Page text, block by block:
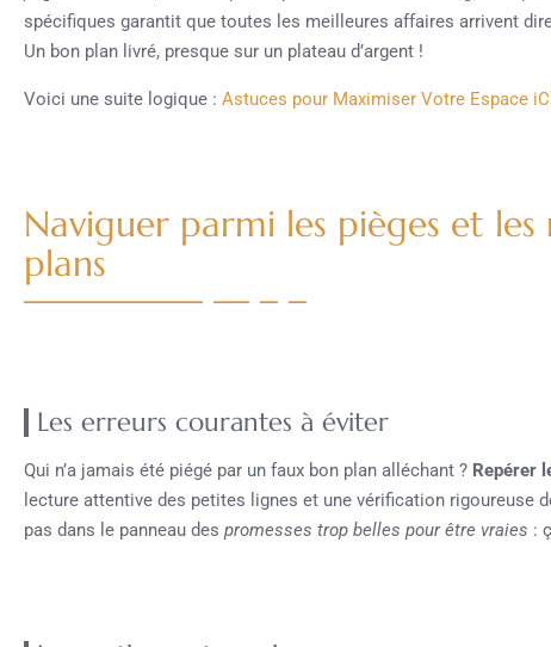
spécifiques garantit que toutes les meilleures affaires arrivent
Un bon plan livré, presque sur un plateau d’argent !
Voici une suite logique : Astuces pour Maximiser Votre Espace
Naviguer parmi les pièges et les
plans
Les erreurs courantes à éviter
Qui n’a jamais été piégé par un faux bon plan alléchant ? Repérer
lecture attentive des petites lignes et une vérification rigoureuse
pas dans le panneau des promesses trop belles pour être vraies :